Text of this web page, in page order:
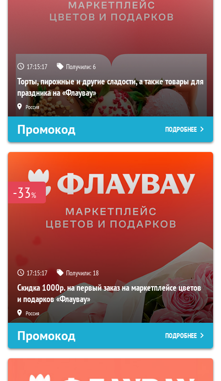
17:15:15 Получили:6
Торты, пирожные и другие сладости, а также товары для
праздника на «Флаувау»
Россия
Промокод ПОДРОБНЕЕ
-33%
17:15:15 Получили: 18
Скидка 1000р. на первый заказ на маркетплейсе цветов
и подарков «Флаувау»
Россия
Промокод ПОДРОБНЕЕ